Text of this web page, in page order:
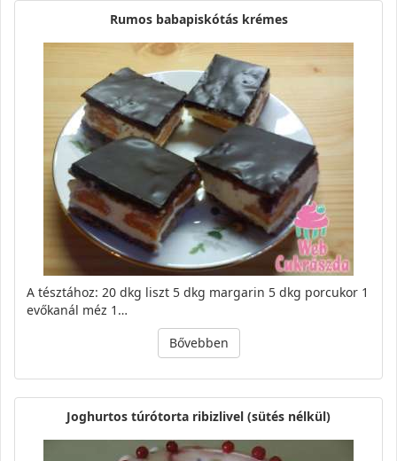
Rumos babapiskótás krémes
A tésztához: 20 dkg liszt 5 dkg margarin 5 dkg porcukor 1
evőkanál méz 1…
Bővebben
Joghurtos túrótorta ribizlivel (sütés nélkül)